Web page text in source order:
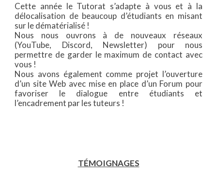
Cette année le Tutorat s’adapte à vous et à la
délocalisation de beaucoup d’étudiants en misant
sur le dématérialisé !
Nous nous ouvrons à de nouveaux réseaux
(YouTube, Discord, Newsletter) pour nous
permettre de garder le maximum de contact avec
vous !
Nous avons également comme projet l’ouverture
d’un site Web avec mise en place d’un Forum pour
favoriser le dialogue entre étudiants et
l’encadrement par les tuteurs !
TÉMOIGNAGES